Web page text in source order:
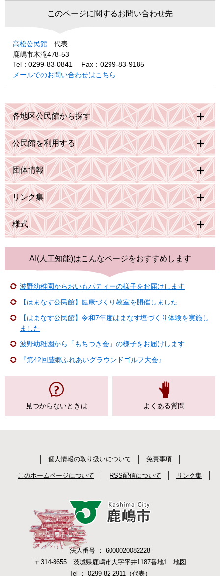
このページに関するお問い合わせ先
高松公民館
代表
鹿嶋市木滝478-53
Tel：0299-83-0841
Fax：0299-83-9185
メールでのお問い合わせはこちら
各地区公民館から探す
公民館を利用する
団体情報
リンク集
様式
AI(人工知能)はこんなページをおすすめします
波野幼稚園からおいもパティーの様子をお届けします
【はまなす公民館】健康づくり教室を開催しました
【はまなす公民館】令和7年度はまなす塩づくり体験を実施し
ました
波野幼稚園から「もちつき会」の様子をお届けします
『第42回豊郷ふれあいグラウンドゴルフ大会』
見つからないときは よくある質問
個人情報の取り扱いについて 免責事項
このホームページについて RSS配信について リンク集
法人番号 ： 6000020082228
〒314-8655 茨城県鹿嶋市大字平井1187番地1 地図
Tel ： 0299-82-2911（代表）